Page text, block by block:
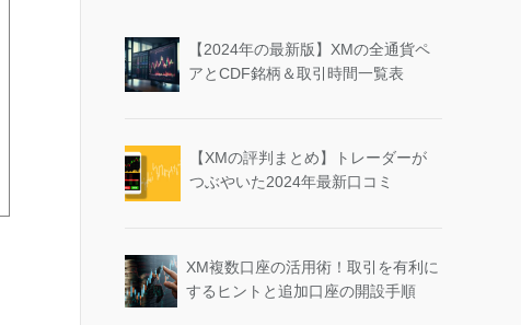
【2024年の最新版】XMの全通貨ペ
アとCDF銘柄＆取引時間一覧表
【XMの評判まとめ】トレーダーが
つぶやいた2024年最新口コミ
XM複数口座の活用術！取引を有利に
するヒントと追加口座の開設手順